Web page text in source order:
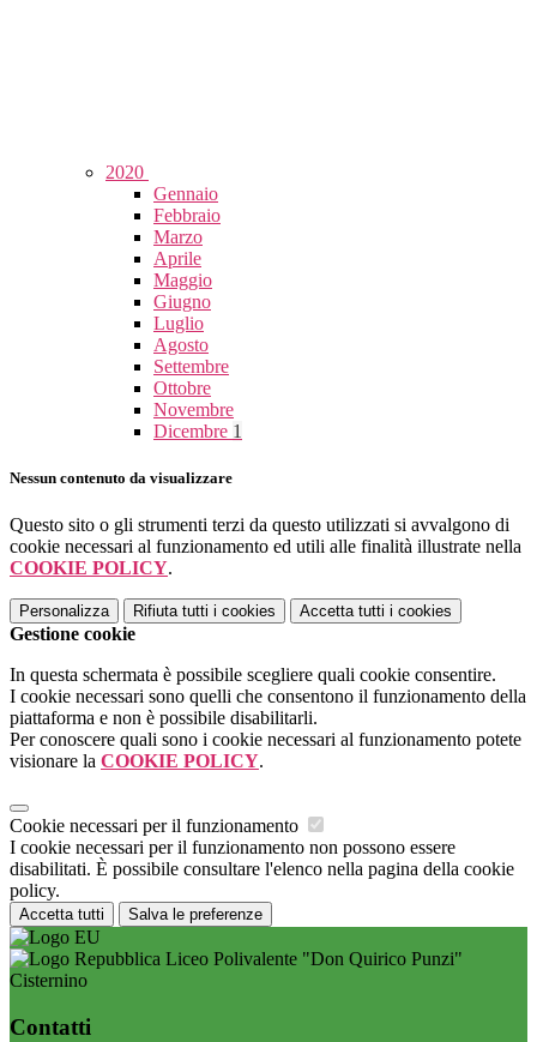
2020
Gennaio
Febbraio
Marzo
Aprile
Maggio
Giugno
Luglio
Agosto
Settembre
Ottobre
Novembre
Dicembre 1
Nessun contenuto da visualizzare
Questo sito o gli strumenti terzi da questo utilizzati si avvalgono di
cookie necessari al funzionamento ed utili alle finalità illustrate nella
COOKIE POLICY.
Personalizza Rifiuta tutti i cookies Accetta tutti i cookies
Gestione cookie
In questa schermata è possibile scegliere quali cookie consentire.
I cookie necessari sono quelli che consentono il funzionamento della
piattaforma e non è possibile disabilitarli.
Per conoscere quali sono i cookie necessari al funzionamento potete
visionare la COOKIE POLICY.
Cookie necessari per il funzionamento
I cookie necessari per il funzionamento non possono essere
disabilitati. È possibile consultare l'elenco nella pagina della cookie
policy.
Accetta tutti Salva le preferenze
Liceo Polivalente "Don Quirico Punzi"
Cisternino
Contatti